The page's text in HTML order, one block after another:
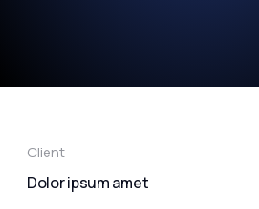
Client
Dolor ipsum amet